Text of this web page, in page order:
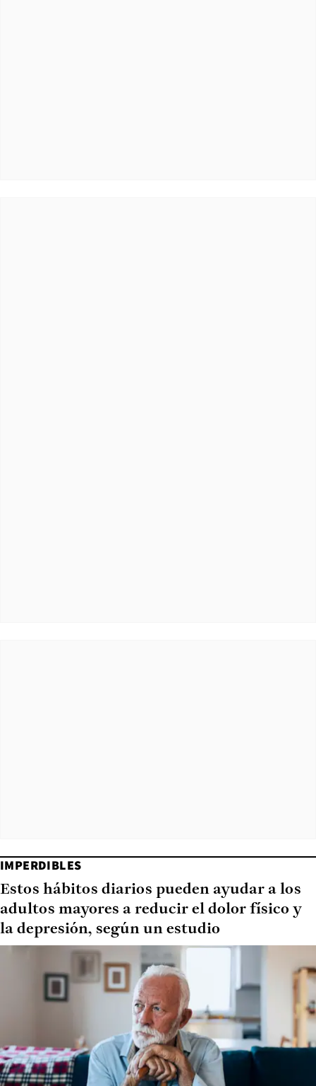
IMPERDIBLES
Estos hábitos diarios pueden ayudar a los
adultos mayores a reducir el dolor físico y
la depresión, según un estudio